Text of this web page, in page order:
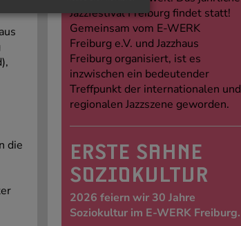
die
Jazzfestival Freiburg findet statt!
Gemeinsam vom E-WERK
Freiburg e.V. und Jazzhaus
Freiburg organisiert, ist es
inzwischen ein bedeutender
Treffpunkt der internationalen und
regionalen Jazzszene geworden.
ERSTE SAHNE
SOZIOKULTUR
2026 feiern wir 30 Jahre
Soziokultur im E-WERK Freiburg.